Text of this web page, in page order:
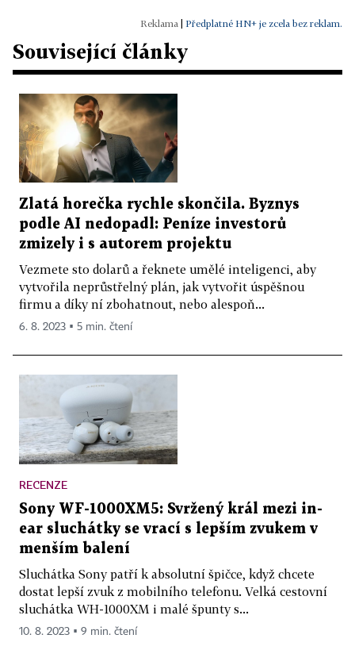
Předplatné HN+ je zcela bez reklam.
Související články
Zlatá horečka rychle skončila. Byznys
podle AI nedopadl: Peníze investorů
zmizely i s autorem projektu
Vezmete sto dolarů a řeknete umělé inteligenci, aby
vytvořila neprůstřelný plán, jak vytvořit úspěšnou
firmu a díky ní zbohatnout, nebo alespoň...
6. 8. 2023 ▪ 5 min. čtení
RECENZE
Sony WF-1000XM5: Svržený král mezi in-
ear sluchátky se vrací s lepším zvukem v
menším balení
Sluchátka Sony patří k absolutní špičce, když chcete
dostat lepší zvuk z mobilního telefonu. Velká cestovní
sluchátka WH-1000XM i malé špunty s...
10. 8. 2023 ▪ 9 min. čtení